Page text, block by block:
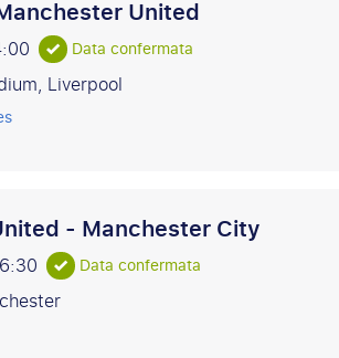
United
Data confermata
Liverpool
- Manchester City
Data confermata